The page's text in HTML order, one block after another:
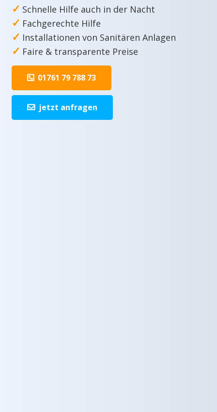
✓ Schnelle Hilfe auch in der Nacht
✓ Fachgerechte Hilfe
✓ Installationen von Sanitären Anlagen
✓ Faire & transparente Preise
01761 79 788 73
jetzt anfragen